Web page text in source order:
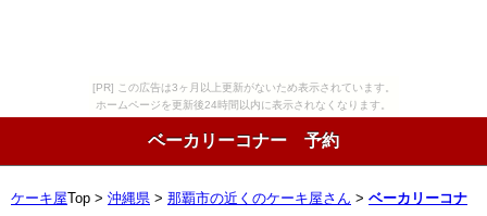
[PR] この広告は3ヶ月以上更新がないため表示されています。
ホームページを更新後24時間以内に表示されなくなります。
ベーカリーコナー 予約
ケーキ屋 Top > 沖縄県 > 那覇市の近くのケーキ屋さん > ベーカリーコナ